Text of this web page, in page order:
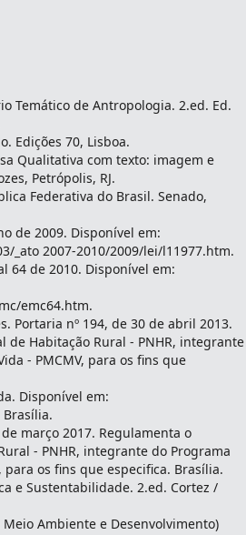
Temático de Antropologia. 2.ed. Ed.
Edições 70, Lisboa.
Qualitativa com texto: imagem e
Petrópolis, RJ.
Federativa do Brasil. Senado,
de 2009. Disponível em:
_ato 2007-2010/2009/lei/l11977.htm.
64 de 2010. Disponível em:
emc64.htm.
Portaria nº 194, de 30 de abril 2013.
de Habitação Rural - PNHR, integrante
- PMCMV, para os fins que
Disponível em:
março 2017. Regulamenta o
- PNHR, integrante do Programa
para os fins que especifica. Brasília.
e Sustentabilidade. 2.ed. Cortez /
Ambiente e Desenvolvimento)